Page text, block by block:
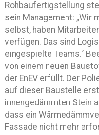
Rohbaufertigstellung
sein Management: „Wir
selbst, haben
verfügen. Das sind
eingespielte Teams.“
von einem neuen
der EnEV erfüllt. Der
auf dieser Baustelle
innengedämmten Stein
dass ein
Fassade nicht mehr